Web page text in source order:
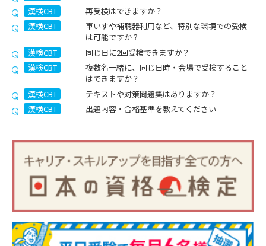
漢検CBT
再受検はできますか？
漢検CBT
車いすや補聴器利用など、特別な環境での受検
は可能ですか？
漢検CBT
同じ日に2回受検できますか？
漢検CBT
複数名一緒に、同じ日時・会場で受検すること
はできますか？
漢検CBT
テキストや対策問題集はありますか？
漢検CBT
出題内容・合格基準を教えてください